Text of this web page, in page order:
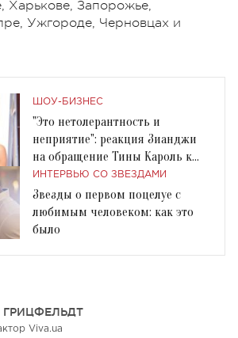
Харькове, Запорожье,
Ужгороде, Черновцах и
ШОУ-БИЗНЕС
"Это нетолерантность и
неприятие": реакция Зианджи
на обращение Тины Кароль к
ней, как к мужчине
ИНТЕРВЬЮ СО ЗВЕЗДАМИ
Звезды о первом поцелуе с
любимым человеком: как это
было
Viva.ua